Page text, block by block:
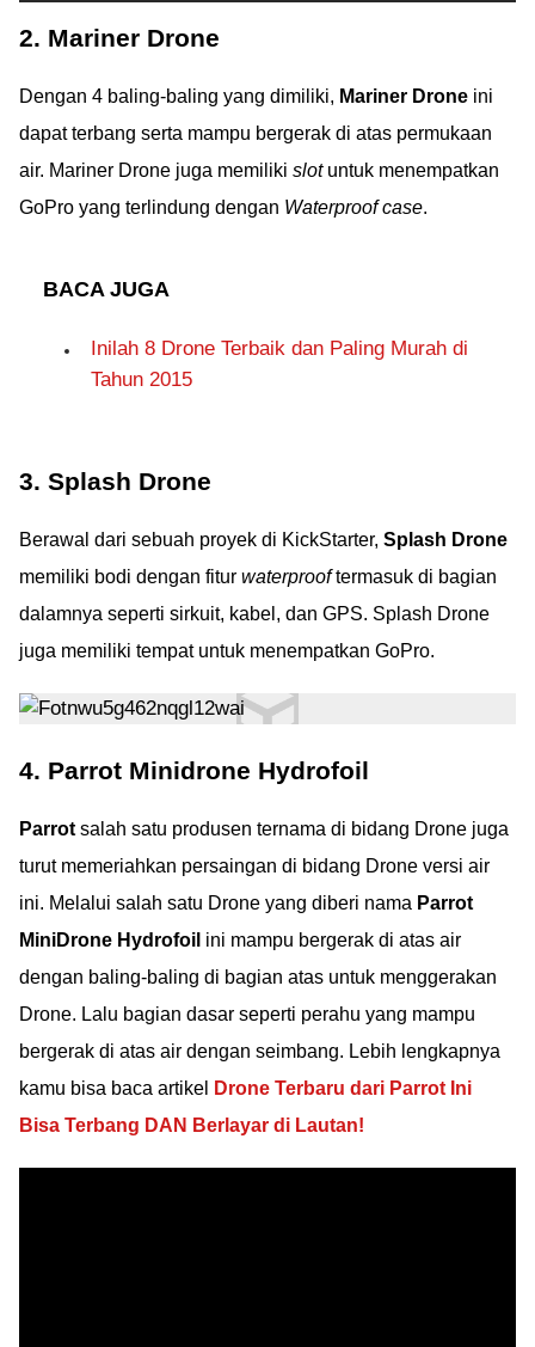
2. Mariner Drone
Dengan 4 baling-baling yang dimiliki, Mariner Drone ini
dapat terbang serta mampu bergerak di atas permukaan
air. Mariner Drone juga memiliki slotuntuk menempatkan
GoPro yang terlindung dengan Waterproof case.
BACA JUGA
Inilah 8 Drone Terbaik dan Paling Murah di
Tahun 2015
3. Splash Drone
Berawal dari sebuah proyek di KickStarter, Splash Drone
memiliki bodi dengan fitur waterprooftermasuk di bagian
dalamnya seperti sirkuit, kabel, dan GPS. Splash Drone
juga memiliki tempat untuk menempatkan GoPro.
4. Parrot Minidrone Hydrofoil
Parrot salah satu produsen ternama di bidang Drone juga
turut memeriahkan persaingan di bidang Drone versi air
ini. Melalui salah satu Drone yang diberi nama Parrot
MiniDrone Hydrofoil ini mampu bergerak di atas air
dengan baling-baling di bagian atas untuk menggerakan
Drone. Lalu bagian dasar seperti perahu yang mampu
bergerak di atas air dengan seimbang. Lebih lengkapnya
kamu bisa baca artikel
Drone Terbaru dari Parrot Ini
Bisa Terbang DAN Berlayar di Lautan!